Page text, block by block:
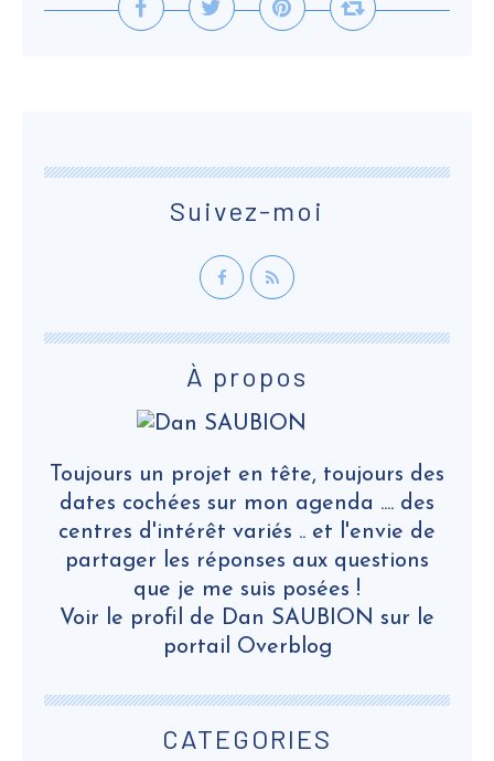
CATEGORIES
Suivez-moi
À propos
Toujours un projet en tête, toujours des
dates cochées sur mon agenda .... des
centres d'intérêt variés .. et l'envie de
partager les réponses aux questions
que je me suis posées !
Voir le profil de Dan SAUBION sur le
portail Overblog